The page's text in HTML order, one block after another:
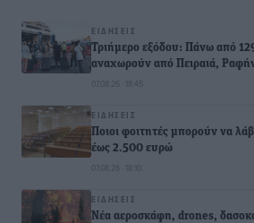
ΕΙΔΉΣΕΙΣ
Τριήμερο εξόδου: Πάνω από
αναχωρούν από Πειραιά,
07.08.26 · 18:45
ΕΙΔΉΣΕΙΣ
Ποιοι φοιτητές μπορούν να
έως 2.500 ευρώ
07.08.26 · 18:10
ΕΙΔΉΣΕΙΣ
Νέα αεροσκάφη, drones,